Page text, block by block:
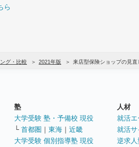
ら
グ・比較 2021年版 来店型保険ショップの見
塾
大学受験 塾・予備校 現役
└ 首都圏 ｜ 東海 ｜ 近畿
大学受験 個別指導塾 現役
人材
就活エ
就活サ
逆求人